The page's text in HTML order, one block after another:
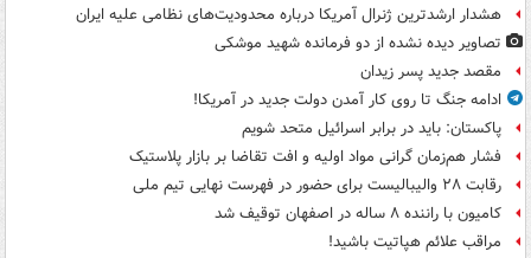
هشدار ارشدترین ژنرال آمریکا درباره محدودیت‌های نظامی علیه ایران
تصاویر دیده‌ نشده از دو فرمانده شهید موشکی
مقصد جدید پسر زیدان
ادامه جنگ تا روی کار آمدن دولت جدید در آمریکا!
پاکستان: باید در برابر اسرائیل متحد شویم
فشار هم‌زمان گرانی مواد اولیه و افت تقاضا بر بازار پلاستیک
رقابت ۲۸ والیبالیست برای حضور در فهرست نهایی تیم ملی
کامیون با راننده ۸ ساله در اصفهان توقیف شد
مراقب علائم هپاتیت باشید!